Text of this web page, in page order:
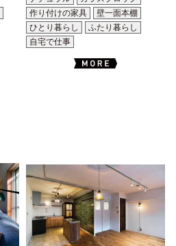
作り付けの家具
壁一面本棚
ひとり暮らし
ふたり暮らし
自宅で仕事